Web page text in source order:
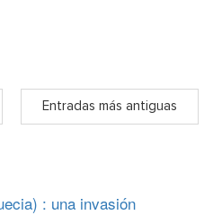
Entradas más antiguas
: una invasión